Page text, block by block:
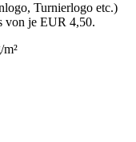
Turnierlogo etc.)
von je EUR 4,50.